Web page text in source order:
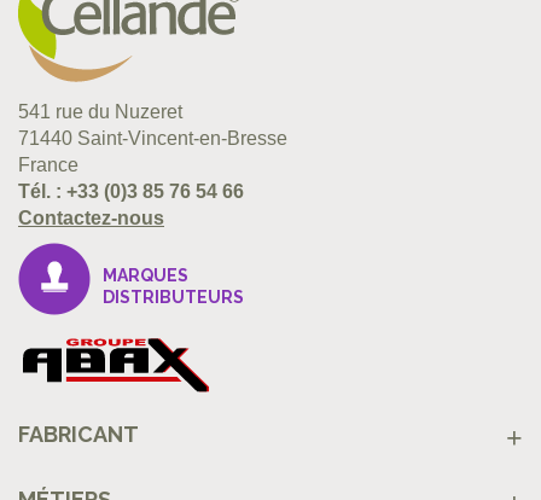
541 rue du Nuzeret
71440 Saint-Vincent-en-Bresse
France
Tél. : +33 (0)3 85 76 54 66
Contactez-nous
MARQUES
DISTRIBUTEURS
FABRICANT